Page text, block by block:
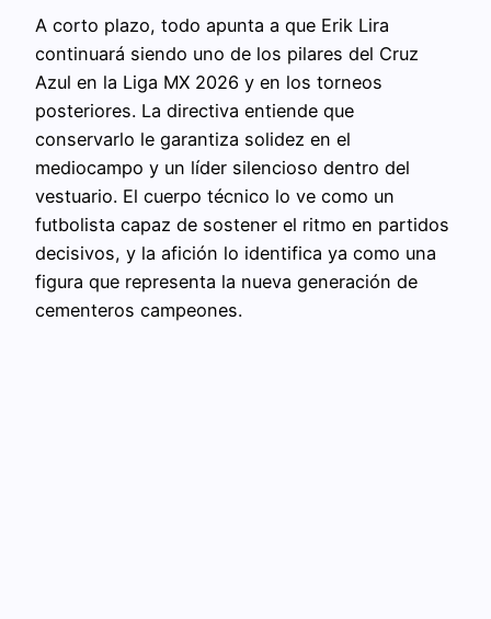
A corto plazo, todo apunta a que Erik Lira
continuará siendo uno de los pilares del Cruz
Azul en la Liga MX 2026 y en los torneos
posteriores. La directiva entiende que
conservarlo le garantiza solidez en el
mediocampo y un líder silencioso dentro del
vestuario. El cuerpo técnico lo ve como un
futbolista capaz de sostener el ritmo en partidos
decisivos, y la afición lo identifica ya como una
figura que representa la nueva generación de
cementeros campeones.